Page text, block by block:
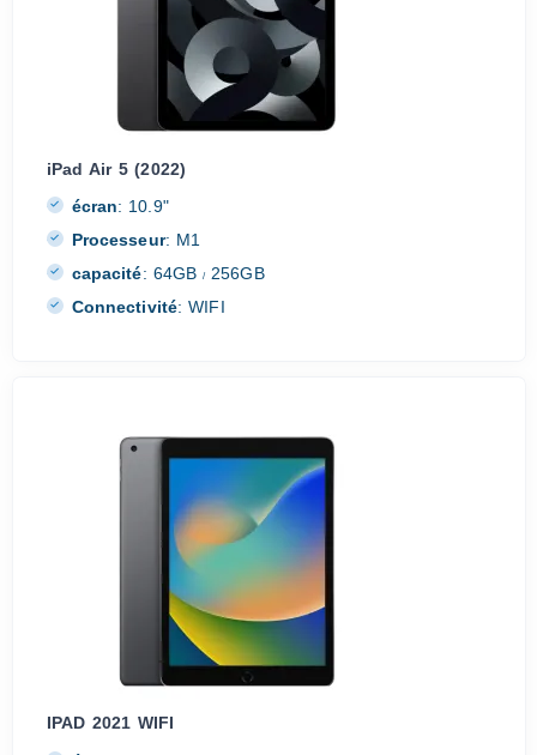
iPad Air 5 (2022)
écran: 10.9"
Processeur: M1
capacité: 64GB/ 256GB
Connectivité: WIFI
IPAD 2021 WIFI